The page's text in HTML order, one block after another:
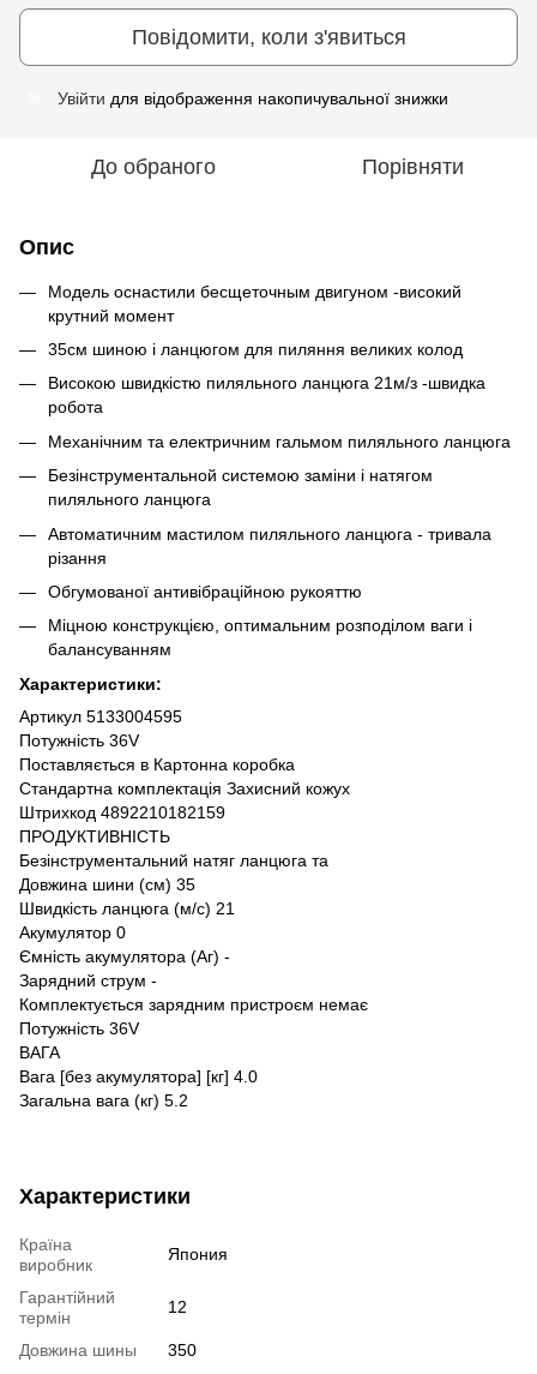
Повідомити, коли з'явиться
Увійти для відображення накопичувальної знижки
До обраного Порівняти
Опис
Модель оснастили бесщеточным двигуном -високий
крутний момент
35см шиною і ланцюгом для пиляння великих колод
Високою швидкістю пиляльного ланцюга 21м/з -швидка
робота
Механічним та електричним гальмом пиляльного ланцюга
Безінструментальной системою заміни і натягом
пиляльного ланцюга
Автоматичним мастилом пиляльного ланцюга - тривала
різання
Обгумованої антивібраційною рукояттю
Міцною конструкцією, оптимальним розподілом ваги і
балансуванням
Характеристики:
Артикул 5133004595
Потужність 36V
Поставляється в Картонна коробка
Стандартна комплектація Захисний кожух
Штрихкод 4892210182159
ПРОДУКТИВНІСТЬ
Безінструментальний натяг ланцюга та
Довжина шини (см) 35
Швидкість ланцюга (м/с) 21
Акумулятор 0
Ємність акумулятора (Аг) -
Зарядний струм -
Комплектується зарядним пристроєм немає
Потужність 36V
ВАГА
Вага [без акумулятора] [кг] 4.0
Загальна вага (кг) 5.2
Характеристики
Країна
виробник
Япония
Гарантійний
термін
12
Довжина шины
350